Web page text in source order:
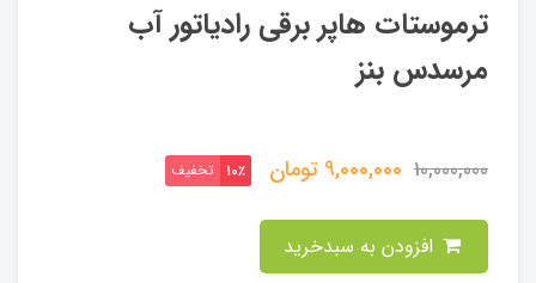
ترموستات هاپر برقی رادیاتور آب
مرسدس بنز
10,000,000
9,000,000 تومان 10٪ تخفیف